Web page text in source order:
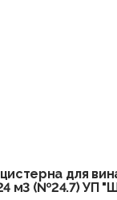
для
м3 (№24.7) УП